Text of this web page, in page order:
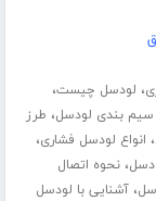
، لودسل چیست،
بندی لودسل، طرز
، انواع لودسل فشاری،
،نحوه اتصال
،آشنایی با لودسل